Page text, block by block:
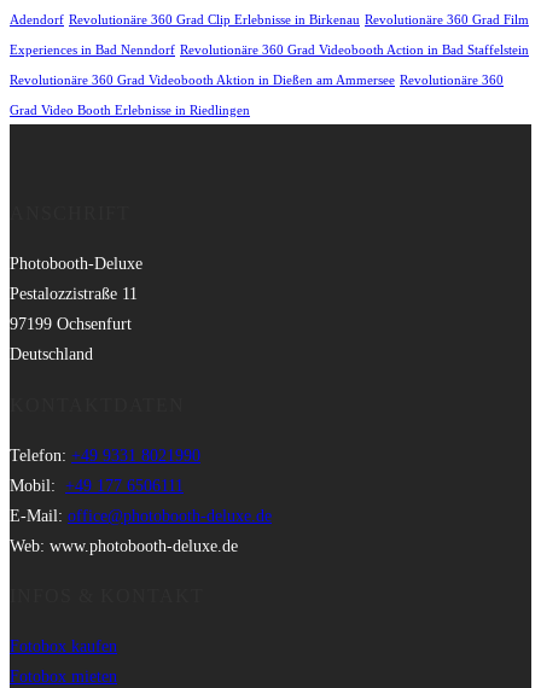
Adendorf Revolutionäre 360 Grad Clip Erlebnisse in Birkenau Revolutionäre 360 Grad Film
Experiences in Bad Nenndorf Revolutionäre 360 Grad Videobooth Action in Bad Staffelstein
Revolutionäre 360 Grad Videobooth Aktion in Dießen am Ammersee Revolutionäre 360
Grad Video Booth Erlebnisse in Riedlingen
Photobooth-Deluxe
Pestalozzistraße 11
97199 Ochsenfurt
Deutschland
Telefon: +49 9331 8021990
Mobil: +49 177 6506111
E-Mail: office@photobooth-deluxe.de
Web: www.photobooth-deluxe.de
Fotobox kaufen
Fotobox mieten